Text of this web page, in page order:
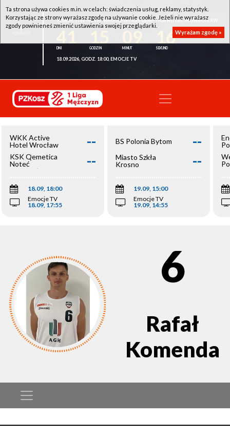
WKK ACTIVE HOTEL WROCŁAW - KSK QEMETICA NOTEĆ INOWROCŁAW
15
18.09.2026, GODZ. 18:00, EMOCJE TV
WKK Active
Hotel Wrocław
--
KSK Qemetica
Noteć
Inowrocław
--
18.09, 18:00
Emocje TV
18.09, 17:55
BS Polonia Bytom --
Miasto Szkła
Krosno
--
19.09, 15:00
Emocje TV
19.09, 14:55
6
Rafał
Komenda
Ta strona używa cookies m.in. w celach: świadczenia usług, reklamy, statystyk.
Korzystając ze strony wyrażasz zgodę na używanie cookie. Jeżeli nie wyrażasz
zgody powinieneś zmienić ustawienia swojej przeglądarki.
Wyrażam zgodę »